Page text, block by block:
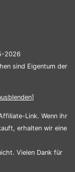
2026
sind Eigentum der
blenden]
Link. Wenn ihr
erhalten wir eine
Vielen Dank für